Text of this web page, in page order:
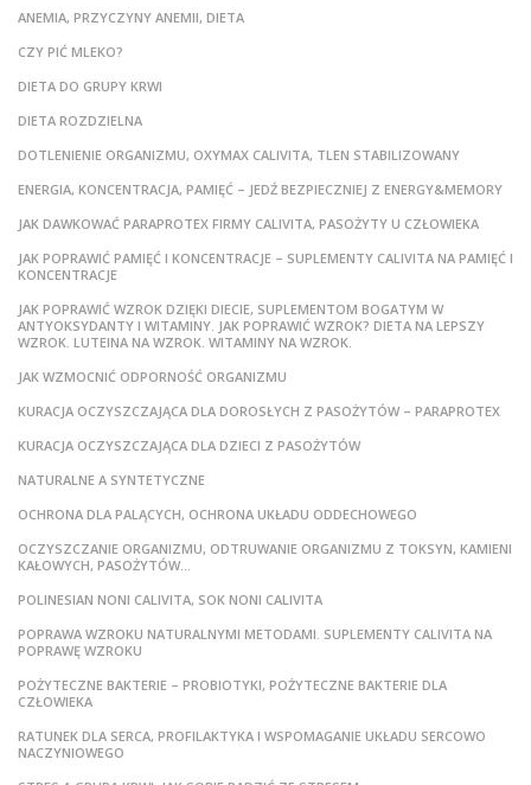
ANEMIA, PRZYCZYNY ANEMII, DIETA
CZY PIĆ MLEKO?
DIETA DO GRUPY KRWI
DIETA ROZDZIELNA
DOTLENIENIE ORGANIZMU, OXYMAX CALIVITA, TLEN STABILIZOWANY
ENERGIA, KONCENTRACJA, PAMIĘĆ – JEDŹ BEZPIECZNIEJ Z ENERGY&MEMORY
JAK DAWKOWAĆ PARAPROTEX FIRMY CALIVITA, PASOŻYTY U CZŁOWIEKA
JAK POPRAWIĆ PAMIĘĆ I KONCENTRACJE – SUPLEMENTY CALIVITA NA PAMIĘĆ I
KONCENTRACJE
JAK POPRAWIĆ WZROK DZIĘKI DIECIE, SUPLEMENTOM BOGATYM W
ANTYOKSYDANTY I WITAMINY. JAK POPRAWIĆ WZROK? DIETA NA LEPSZY
WZROK. LUTEINA NA WZROK. WITAMINY NA WZROK.
JAK WZMOCNIĆ ODPORNOŚĆ ORGANIZMU
KURACJA OCZYSZCZAJĄCA DLA DOROSŁYCH Z PASOŻYTÓW – PARAPROTEX
KURACJA OCZYSZCZAJĄCA DLA DZIECI Z PASOŻYTÓW
NATURALNE A SYNTETYCZNE
OCHRONA DLA PALĄCYCH, OCHRONA UKŁADU ODDECHOWEGO
OCZYSZCZANIE ORGANIZMU, ODTRUWANIE ORGANIZMU Z TOKSYN, KAMIENI
KAŁOWYCH, PASOŻYTÓW…
POLINESIAN NONI CALIVITA, SOK NONI CALIVITA
POPRAWA WZROKU NATURALNYMI METODAMI. SUPLEMENTY CALIVITA NA
POPRAWĘ WZROKU
POŻYTECZNE BAKTERIE – PROBIOTYKI, POŻYTECZNE BAKTERIE DLA
CZŁOWIEKA
RATUNEK DLA SERCA, PROFILAKTYKA I WSPOMAGANIE UKŁADU SERCOWO
NACZYNIOWEGO